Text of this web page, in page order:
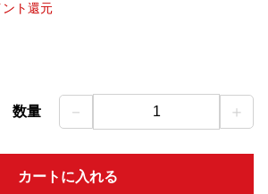
ト還元
数量 － 1 ＋
カートに入れる